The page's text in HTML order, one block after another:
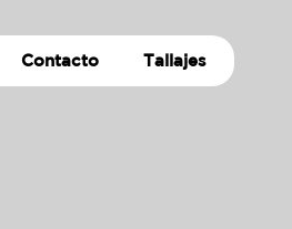
Contacto Tallajes